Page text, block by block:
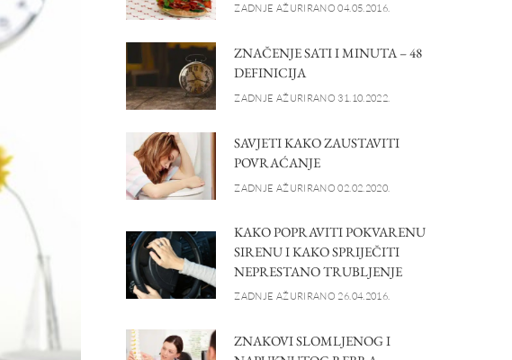
ZADNJE AŽURIRANO 04.05.2016.
ZNAČENJE SATI I MINUTA – 48
DEFINICIJA
ZADNJE AŽURIRANO 31.10.2022.
SAVJETI KAKO ZAUSTAVITI
POVRAĆANJE
ZADNJE AŽURIRANO 02.02.2020.
KAKO POPRAVITI POKVARENU
SIRENU I KAKO SPRIJEČITI
NEPRESTANO TRUBLJENJE
ZADNJE AŽURIRANO 26.04.2016.
ZNAKOVI SLOMLJENOG I